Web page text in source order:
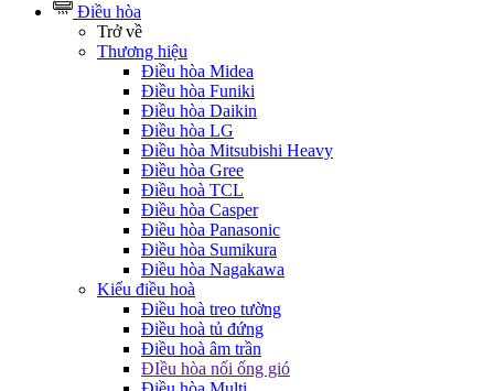
Điều hòa
Trở về
Thương hiệu
Điều hòa Midea
Điều hòa Funiki
Điều hòa Daikin
Điều hòa LG
Điều hòa Mitsubishi Heavy
Điều hòa Gree
Điều hoà TCL
Điều hòa Casper
Điều hòa Panasonic
Điều hòa Sumikura
Điều hòa Nagakawa
Kiểu điều hoà
Điều hoà treo tường
Điều hoà tủ đứng
Điều hoà âm trần
ĐIều hòa nối ống gió